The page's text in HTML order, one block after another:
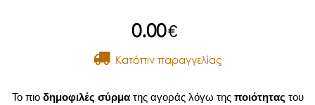
0.00€
Kατόπιν παραγγελίας
Το πιο δημοφιλές σύρματης αγοράς λόγω της ποιότητας του